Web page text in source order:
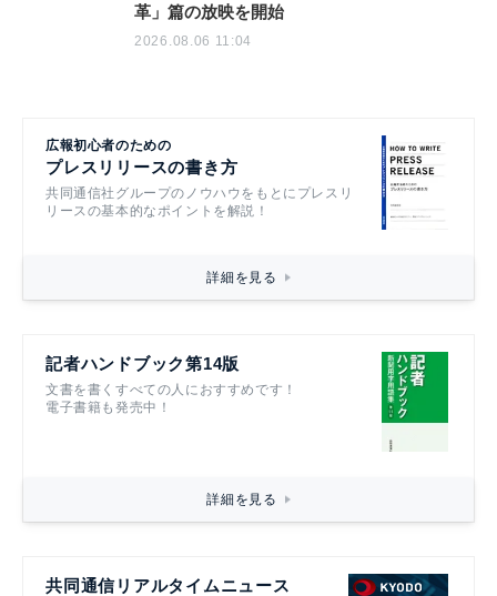
革」篇の放映を開始
2026.08.06 11:04
広報初心者のための
プレスリリースの書き方
共同通信社グループのノウハウをもとにプレスリ
リースの基本的なポイントを解説！
詳細を見る
記者ハンドブック第14版
文書を書くすべての人におすすめです！
電子書籍も発売中！
詳細を見る
共同通信リアルタイムニュース